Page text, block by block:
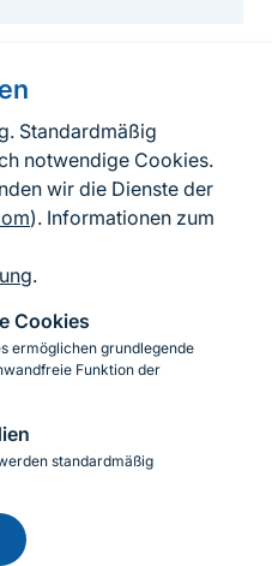
Standardmäßig
notwendige Cookies.
wir die Dienste der
). Informationen zum
.
Cookies
ermöglichen grundlegende
Funktion der
standardmäßig
BfN
LinkedIn
für Naturschutz